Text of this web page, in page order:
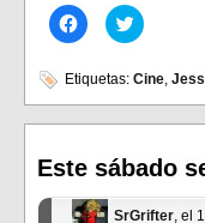
Haz
clic
en
Facebook
(Se
abre
ventana
nueva)
Haz
clic
en
Twitter
(Se
abre
ventana
nueva)
Etiquetas: Cine,
Este sábado
SrGrifter, el